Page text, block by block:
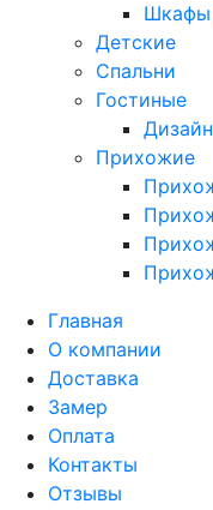
Шкафы
Детские
Спальни
Гостиные
Прихожие
Главная
О компании
Доставка
Замер
Оплата
Контакты
Отзывы